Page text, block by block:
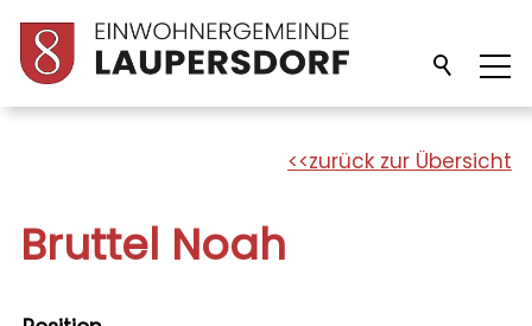
Verwaltung
zurück zur Übersicht
Bruttel Noah